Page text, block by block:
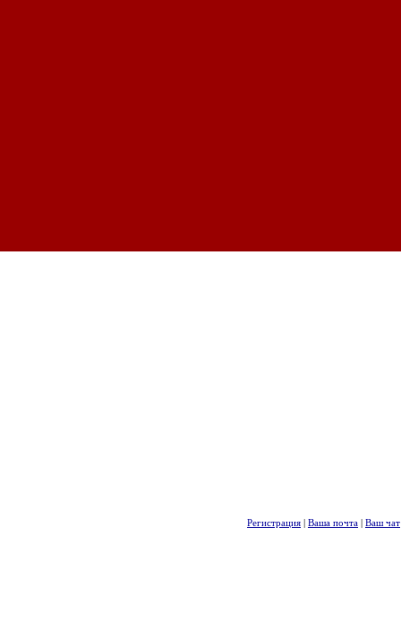
Регистрация | Ваша почта | Ваш чат